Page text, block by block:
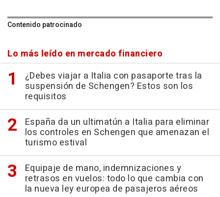
Contenido patrocinado
Lo más leído en mercado financiero
¿Debes viajar a Italia con pasaporte tras la
suspensión de Schengen? Estos son los
requisitos
España da un ultimatún a Italia para eliminar
los controles en Schengen que amenazan el
turismo estival
Equipaje de mano, indemnizaciones y
retrasos en vuelos: todo lo que cambia con
la nueva ley europea de pasajeros aéreos